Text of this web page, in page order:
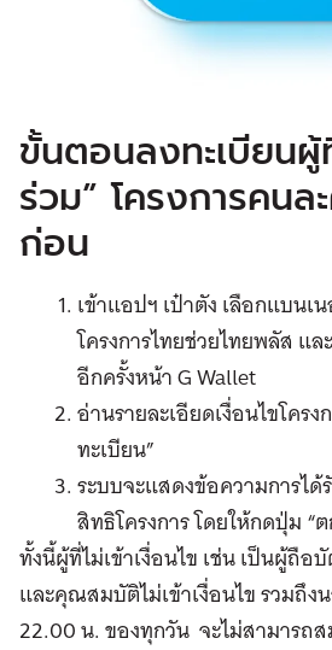
ขั้นตอนลงทะเบียนผู้
ร่วม” โครงการคน
ก่อน
เข้าแอปฯ เป๋าตัง เลือกแบนเ
โครงการไทยช่วยไทยพลัส แ
อีกครั้งหน้า G Wallet
อ่านรายละเอียดเงื่อนไขโคร
ทะเบียน”
ระบบจะแสดงข้อความการได้
สิทธิโครงการ โดยให้กดปุ่ม “ต
ทั้งนี้ผู้ที่ไม่เข้าเงื่อนไข เช่น เป็นผู้ถือ
และคุณสมบัติไม่เข้าเงื่อนไข รวมถึง
22.00 น. ของทุกวัน จะไม่สามารถ